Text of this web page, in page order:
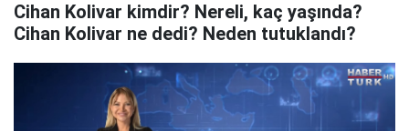
Cihan Kolivar kimdir? Nereli, kaç yaşında?
Cihan Kolivar ne dedi? Neden tutuklandı?